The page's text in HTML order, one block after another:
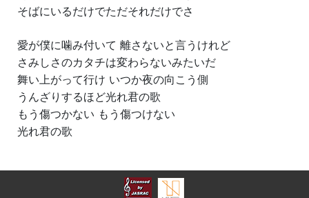
そばにいるだけでただそれだけでさ
愛が僕に噛み付いて 離さないと言うけれど
さみしさのカタチは変わらないみたいだ
舞い上がって行け いつか夜の向こう側
うんざりするほど光れ君の歌
もう傷つかない もう傷つけない
光れ君の歌